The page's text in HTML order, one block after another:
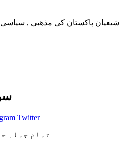
شیعیان پاکستان کی مذهبی , سیاسی
Twitter
©2022 تمام